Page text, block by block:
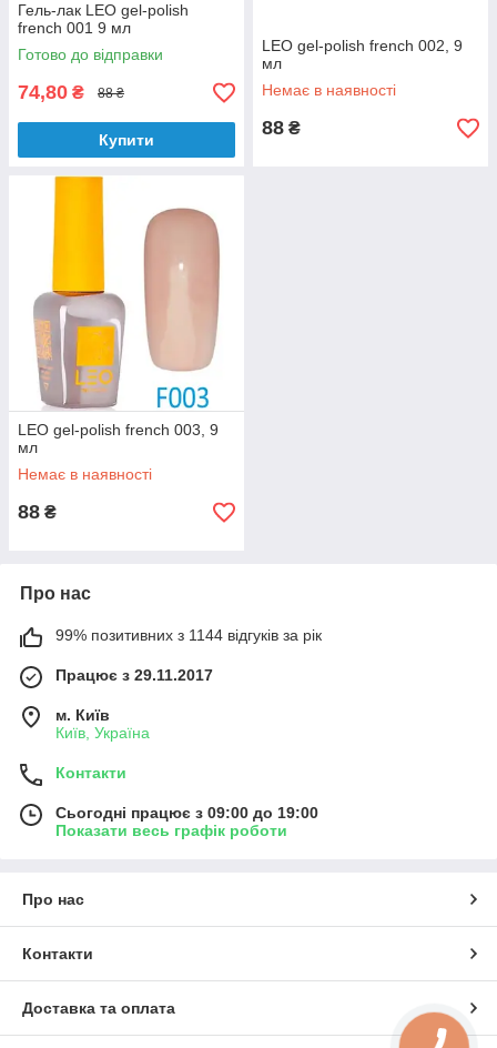
Гель-лак LEO gel-polish
french 001 9 мл
Готово до відправки
74,80 ₴ 88 ₴
Купити
LEO gel-polish french 002, 9
мл
Немає в наявності
88 ₴
LEO gel-polish french 003, 9
мл
Немає в наявності
88 ₴
Про нас
99% позитивних з 1144 відгуків за рік
Працює з 29.11.2017
м. Київ
Київ, Україна
Контакти
Сьогодні працює з 09:00 до 19:00
Показати весь графік роботи
Про нас
Контакти
Доставка та оплата